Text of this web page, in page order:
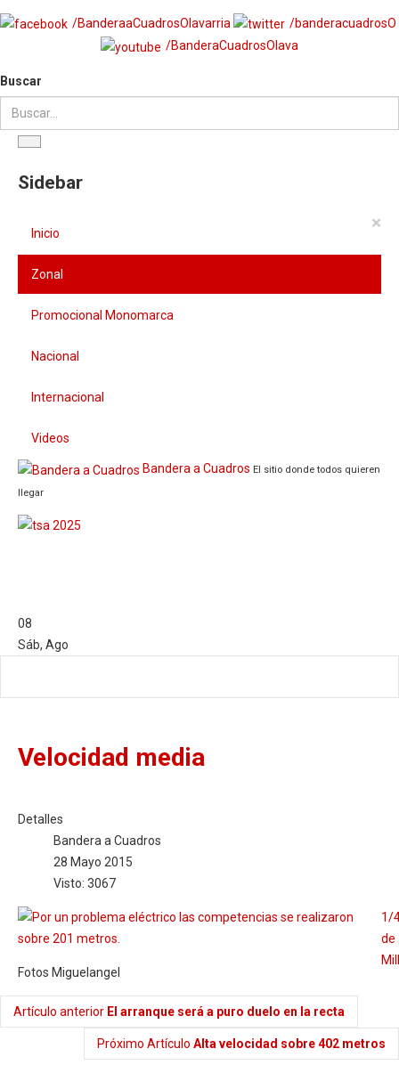
/BanderaaCuadrosOlavarria
/banderacuadrosO
/BanderaCuadrosOlava
Buscar
Sidebar
×
Inicio
Zonal
Promocional Monomarca
Nacional
Internacional
Videos
Bandera a Cuadros El sitio donde todos quieren
llegar
08
Sáb, Ago
Velocidad media
Detalles
Bandera a Cuadros
28 Mayo 2015
Visto: 3067
Fotos Miguelangel
1/
de
Artículo anterior El arranque será a puro duelo en la recta
Próximo Artículo Alta velocidad sobre 402 metros